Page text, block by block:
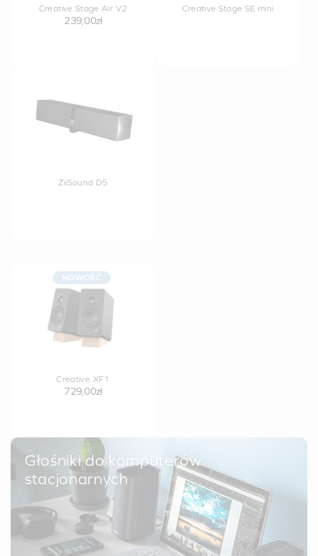
Creative Stage Air V2
239,00zł
Creative Stage SE mini
ZiiSound D5
NOWOŚĆ
Creative XF1
729,00zł
Głośniki do komputerów
stacjonarnych